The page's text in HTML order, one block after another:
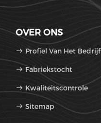
OVER ONS
Profiel Van Het Bedrijf
Fabriekstocht
Kwaliteitscontrole
Sitemap